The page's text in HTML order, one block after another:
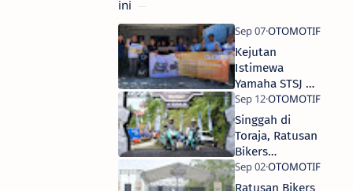
ini
Kejutan
Istimewa
Yamaha STSJ di
Hari Pelanggan
Nasional 2024
Singgah di
Toraja, Ratusan
Bikers
Sukseskan Maxi
Yamaha Day
Ratusan Bikers